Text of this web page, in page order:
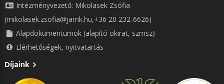
Intézményvezető: Mikolasek Zsófia
(mikolasek.zsofia@jamk.hu,+36 20 232-6626)
Alapdokumentumok (alapító okirat, szmsz)
Elérhetőségek, nyitvatartás
Díjaink